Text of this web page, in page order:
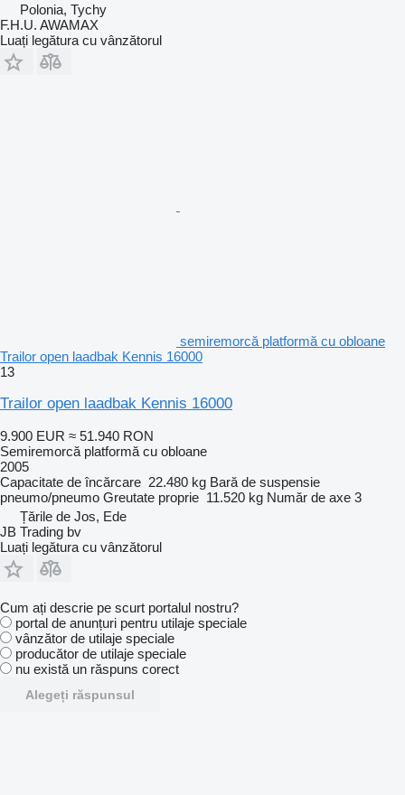
Polonia, Tychy
F.H.U. AWAMAX
Luați legătura cu vânzătorul
semiremorcă platformă cu obloane
Trailor open laadbak Kennis 16000
13
Trailor open laadbak Kennis 16000
9.900 EUR ≈ 51.940 RON
Semiremorcă platformă cu obloane
2005
Capacitate de încărcare 22.480 kg Bară de suspensie
pneumo/pneumo Greutate proprie 11.520 kg Număr de axe 3
Țările de Jos, Ede
JB Trading bv
Luați legătura cu vânzătorul
Cum ați descrie pe scurt portalul nostru?
portal de anunțuri pentru utilaje speciale
vânzător de utilaje speciale
producător de utilaje speciale
nu există un răspuns corect
Alegeți răspunsul